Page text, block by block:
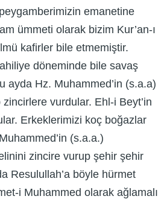
emanetine
ümmeti olarak bizim Kur’an-ı
kafirler bile etmemiştir.
döneminde bile savaş
ayda Hz. Muhammed’in (s.a.a)
vurdular. Ehl-i Beyt’in
Erkeklerimizi koç boğazlar
(s.a.a.)
zincire vurup şehir şehir
Resulullah’a böyle hürmet
i Muhammed olarak ağlamalı